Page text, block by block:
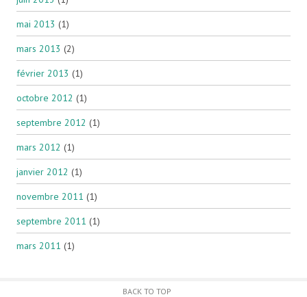
mai 2013 (1)
mars 2013 (2)
février 2013 (1)
octobre 2012 (1)
septembre 2012 (1)
mars 2012 (1)
janvier 2012 (1)
novembre 2011 (1)
septembre 2011 (1)
mars 2011 (1)
BACK TO TOP